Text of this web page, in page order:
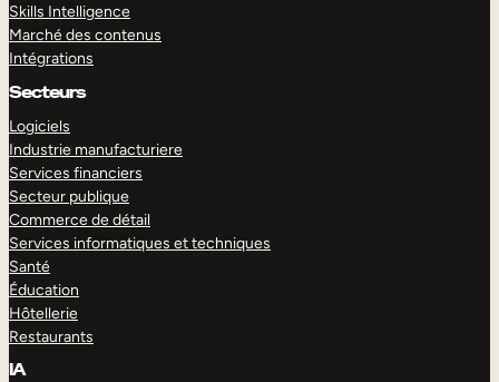
Skills Intelligence
Marché des contenus
Intégrations
Secteurs
Logiciels
Industrie manufacturiere
Services financiers
Secteur publique
Commerce de détail
Services informatiques et techniques
Santé
Éducation
Hôtellerie
Restaurants
IA